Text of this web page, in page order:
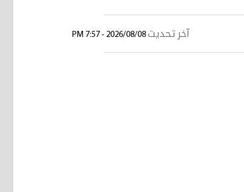
آخر تحديث 2026/08/08 - 7:57 PM